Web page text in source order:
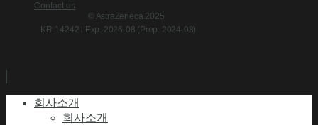
Contact us
© AstraZeneca 2025
KR-14242 l Exp. 2026-08 (Prep. 2024-08)
회사소개
회사소개